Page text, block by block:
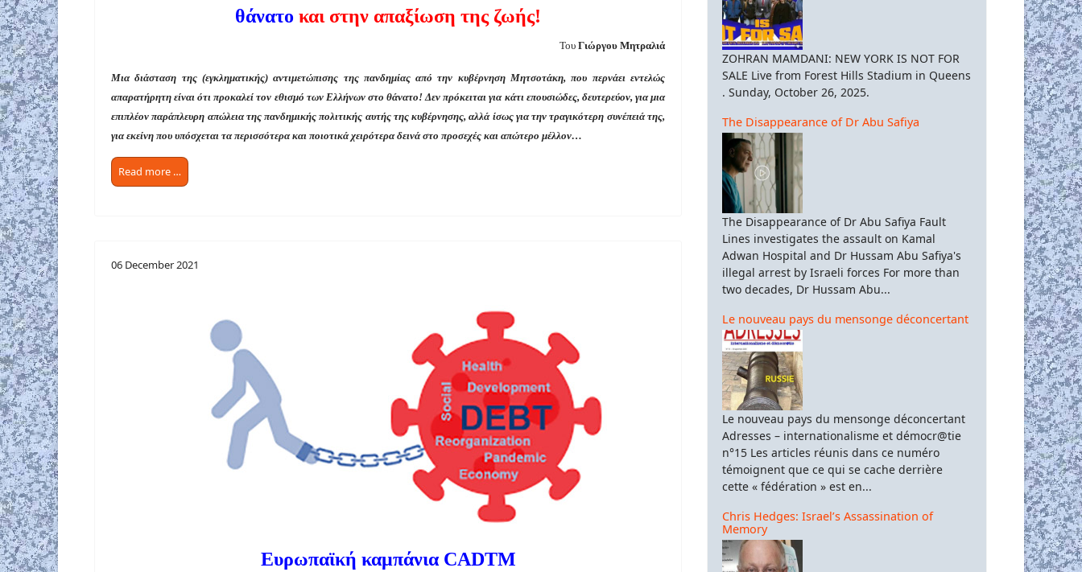
θάνατο και στην απαξίωση της ζωής!
Του Γιώργου Μητραλιά
Μια διάσταση της (εγκληματικής) αντιμετώπισης της πανδημίας από την κυβέρνηση Μητσοτάκη, που περνάει εντελώς
απαρατήρητη είναι ότι προκαλεί τον εθισμό των Ελλήνων στο θάνατο! Δεν πρόκειται για κάτι επουσιώδες, δευτερεύον, για μια
επιπλέον παράπλευρη απώλεια της πανδημικής πολιτικής αυτής της κυβέρνησης, αλλά ίσως για την τραγικότερη συνέπειά της,
για εκείνη που υπόσχεται τα περισσότερα και ποιοτικά χειρότερα δεινά στο προσεχές και απώτερο μέλλον…
Read more …
06 December 2021
Ευρωπαϊκή καμπάνια CADTM
ZOHRAN MAMDANI: NEW YORK IS NOT FOR
SALE Live from Forest Hills Stadium in Queens
. Sunday, October 26, 2025.
The Disappearance of Dr Abu Safiya
The Disappearance of Dr Abu Safiya Fault
Lines investigates the assault on Kamal
Adwan Hospital and Dr Hussam Abu Safiya's
illegal arrest by Israeli forces For more than
two decades, Dr Hussam Abu...
Le nouveau pays du mensonge déconcertant
Le nouveau pays du mensonge déconcertant
Adresses – internationalisme et démocr@tie
n°15 Les articles réunis dans ce numéro
témoignent que ce qui se cache derrière
cette « fédération » est en...
Chris Hedges: Israel’s Assassination of
Memory